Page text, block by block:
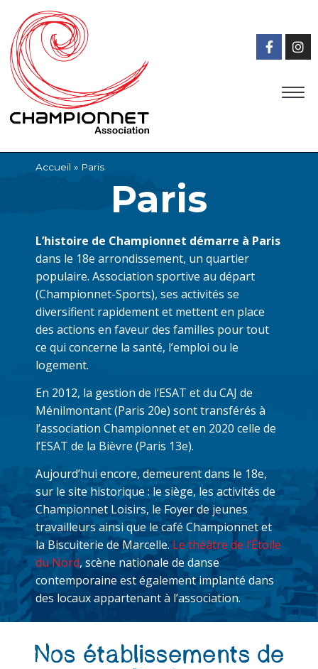
Accueil » Paris
Paris
L’histoire de Championnet démarre à Paris
dans le 18e arrondissement, un quartier
populaire. Association sportive au départ
(Championnet-Sports), ses activités se
diversifient rapidement et mettent en place
des actions en faveur des familles pour tout
ce qui concerne la santé, l’emploi ou le
logement.
En 2012, la gestion de l’ESAT et du CAJ de
Ménilmontant (Paris 20e) sont transférés à
l’association Championnet et en 2020 celle de
l’ESAT de la Bièvre (Paris 13e).
Aujourd’hui encore, demeurent dans le 18e,
sur le site historique : le siège, les activités de
Championnet Loisirs, le Foyer de jeunes
travailleurs ainsi que le café Championnet et
la Biscuiterie de Marcelle. Le théâtre de l’Étoile
du Nord, scène nationale de danse
contemporaine est également implanté dans
des locaux appartenant à l’association.
Nos établissements de